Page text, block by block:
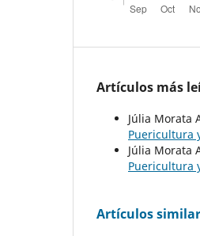
Artículos más
Júlia Morata
Puericultura
Júlia Morata
Puericultura
Artículos